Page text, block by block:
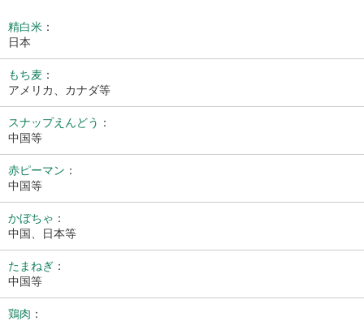
精白米 ：
日本
もち麦 ：
アメリカ、カナダ等
スナップえんどう ：
中国等
赤ピーマン ：
中国等
かぼちゃ ：
中国、日本等
たまねぎ ：
中国等
鶏肉 ：